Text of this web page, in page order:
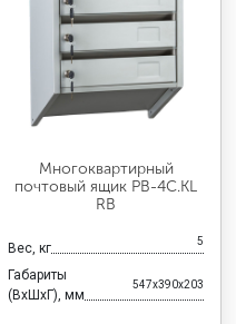
Многоквартирный
почтовый ящик PB-4C.KL
RВ
Вес, кг 5
Габариты
(ВхШхГ), мм
547x390x203